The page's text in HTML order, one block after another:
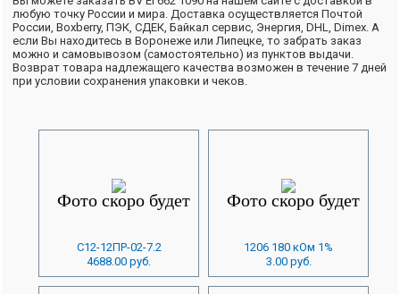
любую точку России и мира. Доставка осуществляется Почтой
России, Boxberry, ПЭК, СДЕК, Байкал сервис, Энергия, DHL, Dimex. А
если Вы находитесь в Воронеже или Липецке, то забрать заказ
можно и самовывозом (самостоятельно) из пунктов выдачи.
Возврат товара надлежащего качества возможен в течение 7 дней
при условии сохранения упаковки и чеков.
С12-12ПР-02-7.2
4688.00 руб.
1206 180 кОм 1%
3.00 руб.